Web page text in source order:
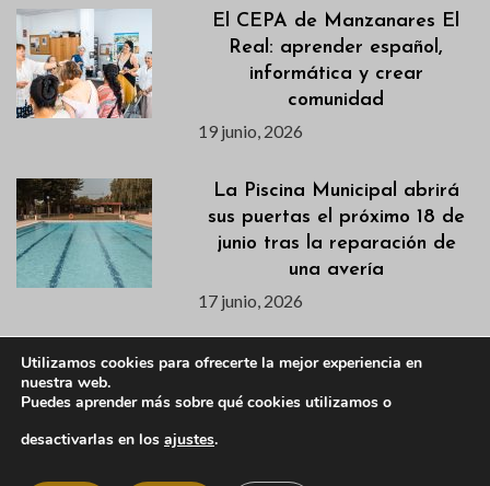
El CEPA de Manzanares El
Real: aprender español,
informática y crear
comunidad
19 junio, 2026
La Piscina Municipal abrirá
sus puertas el próximo 18 de
junio tras la reparación de
una avería
17 junio, 2026
Publicados los listados de
de natación de los
Utilizamos cookies para ofrecerte la mejor experiencia en
nuestra web.
Puedes aprender más sobre qué cookies utilizamos o
desactivarlas en los ajustes.